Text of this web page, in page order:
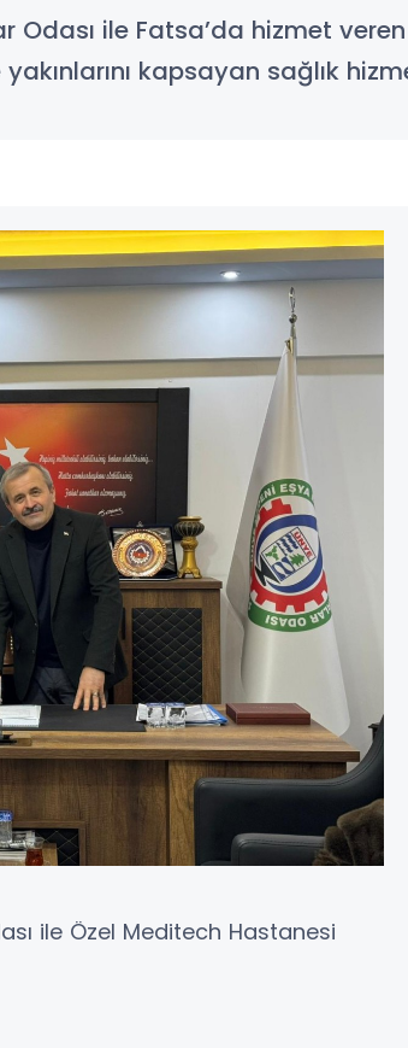
Odası ile Fatsa’da hizmet
kapsayan sağlık
ile Özel Meditech Hastanesi